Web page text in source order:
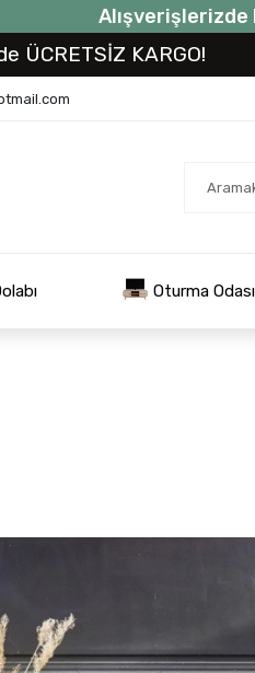
Alışverişlerizde
KARGO! Tüm
Oturma Odası